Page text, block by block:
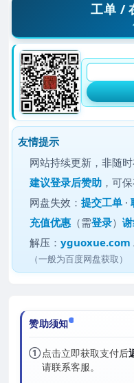
工单 /
友情提示
网站持续更新，非随
建议登录后赞助 ，可
网盘失效：提交工单 ·
充值优惠 （需登录）
解压：yguoxue.com
（一般为百度网盘获取）
赞助须知
①点击立即获取支付后
请联系客服。